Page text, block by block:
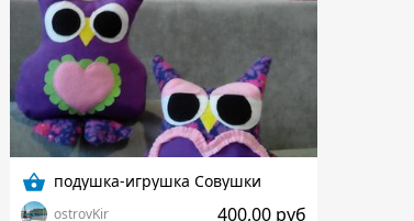
подушка-игрушка Совушки
ostrovKir 400,00 руб